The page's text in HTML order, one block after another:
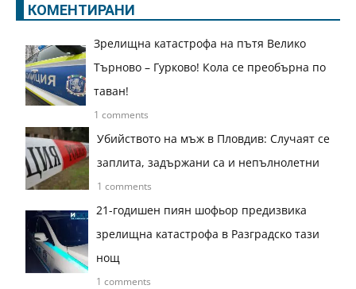
КОМЕНТИРАНИ
Зрелищна катастрофа на пътя Велико
Търново – Гурково! Кола се преобърна по
таван!
1 comments
Убийството на мъж в Пловдив: Случаят се
заплита, задържани са и непълнолетни
1 comments
21-годишен пиян шофьор предизвика
зрелищна катастрофа в Разградско тази
нощ
1 comments